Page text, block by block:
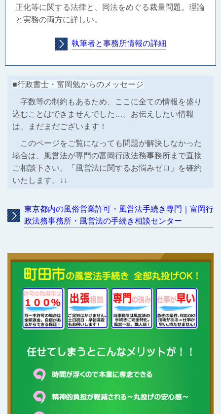
正化等に関する法律と、同法をめぐる裁量問題。理論
と実務の両方に詳しい。
執筆者と事務所情報の詳細
■行政書士・富岡勉からのメッセージ
字数等の制約もあるため、ここに全ての情報を盛り
込むことはできませんでした…。お伝えしたい情報
は、まだまだございます！
このページをご覧になっても問題が解決しなかった
場合は、風営法が専門の富岡行政法務事務所まで直接
ご相談下さい。「風営法に関するお悩みゼロ」を確約
いたします。↓↓
東京都内の風俗営業許可・風営法手続き専門｜富岡行
政法務事務所・風営法の手続き相談センター